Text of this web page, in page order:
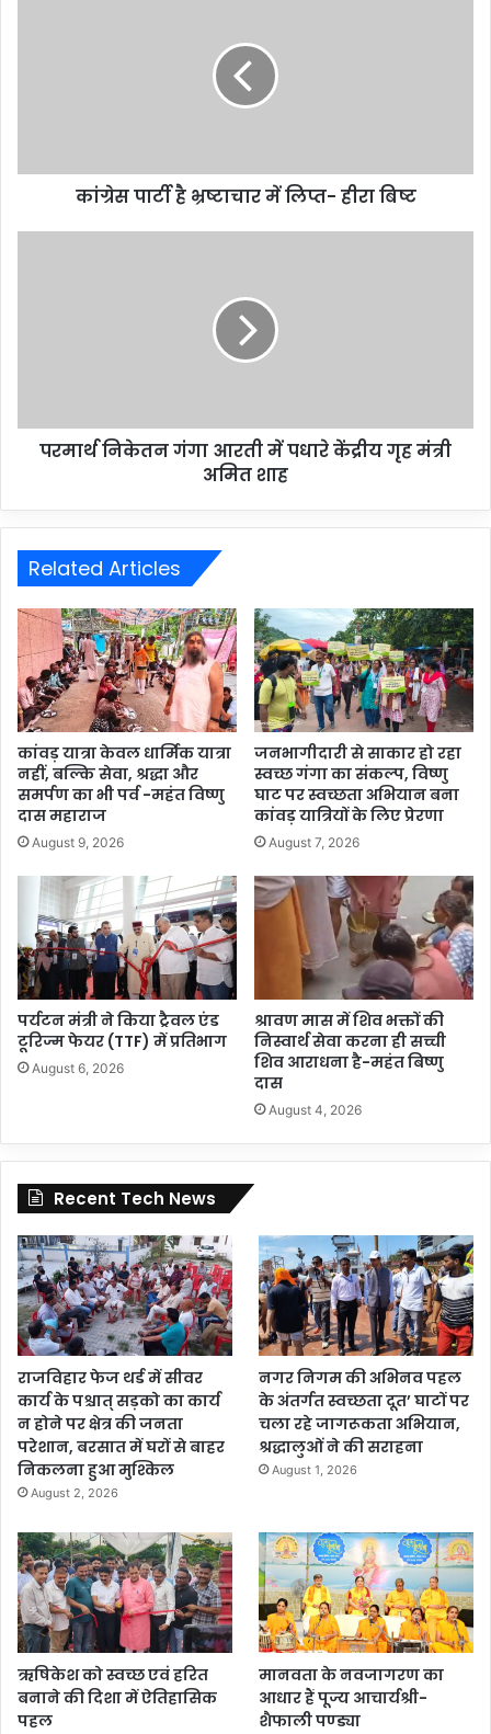
कांग्रेस पार्टी है भ्रष्टाचार में लिप्त- हीरा बिष्ट
परमार्थ निकेतन गंगा आरती में पधारे केंद्रीय गृह मंत्री
अमित शाह
Related Articles
कांवड़ यात्रा केवल धार्मिक यात्रा
नहीं, बल्कि सेवा, श्रद्धा और
समर्पण का भी पर्व -महंत विष्णु
दास महाराज
August 9, 2026
जनभागीदारी से साकार हो रहा
स्वच्छ गंगा का संकल्प, विष्णु
घाट पर स्वच्छता अभियान बना
कांवड़ यात्रियों के लिए प्रेरणा
August 7, 2026
पर्यटन मंत्री ने किया ट्रैवल एंड
टूरिज्म फेयर (TTF) में प्रतिभाग
August 6, 2026
श्रावण मास में शिव भक्तों की
निस्वार्थ सेवा करना ही सच्ची
शिव आराधना है-महंत बिष्णु
दास
August 4, 2026
Recent Tech News
राजविहार फेज थर्ड में सीवर
कार्य के पश्चात् सड़को का कार्य
न होने पर क्षेत्र की जनता
परेशान, बरसात में घरों से बाहर
निकलना हुआ मुश्किल
August 2, 2026
नगर निगम की अभिनव पहल
के अंतर्गत स्वच्छता दूत’ घाटों पर
चला रहे जागरूकता अभियान,
श्रद्धालुओं ने की सराहना
August 1, 2026
ऋषिकेश को स्वच्छ एवं हरित
बनाने की दिशा में ऐतिहासिक
पहल
मानवता के नवजागरण का
आधार हैं पूज्य आचार्यश्री-
शैफाली पण्ड्या